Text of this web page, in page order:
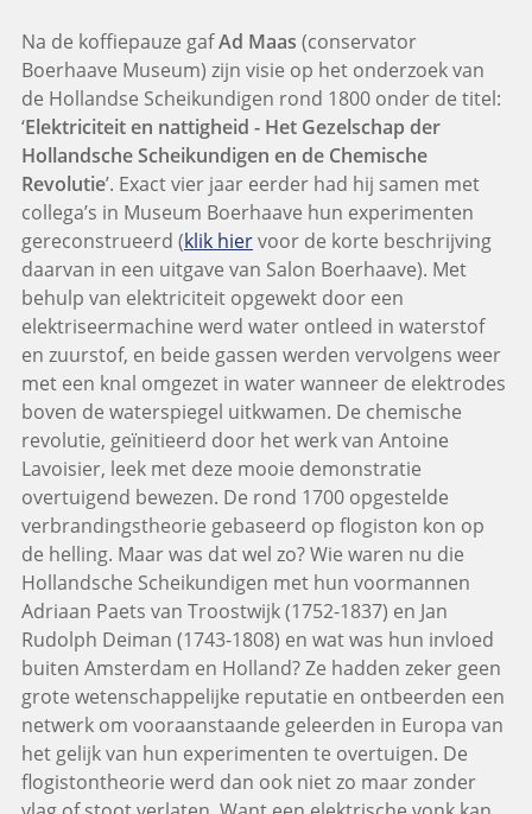
Na de koffiepauze gafAd Maas (conservator
Boerhaave Museum) zijn visie op het onderzoek van
de Hollandse Scheikundigen rond 1800 onder de titel:
‘Elektriciteit en nattigheid - Het Gezelschap der
Hollandsche Scheikundigen en de Chemische
Revolutie’. Exact vier jaar eerder had hij samen met
collega’s in Museum Boerhaave hun experimenten
gereconstrueerd (klik hiervoor de korte beschrijving
daarvan in een uitgave van Salon Boerhaave). Met
behulp van elektriciteit opgewekt door een
elektriseermachine werd water ontleed in waterstof
en zuurstof, en beide gassen werden vervolgens weer
met een knal omgezet in water wanneer de elektrodes
boven de waterspiegel uitkwamen. De chemische
revolutie, geïnitieerd door het werk van Antoine
Lavoisier, leek met deze mooie demonstratie
overtuigend bewezen. De rond 1700 opgestelde
verbrandingstheorie gebaseerd op flogiston kon op
de helling. Maar was dat wel zo? Wie waren nu die
Hollandsche Scheikundigen met hun voormannen
Adriaan Paets van Troostwijk (1752-1837) en Jan
Rudolph Deiman (1743-1808) en wat was hun invloed
buiten Amsterdam en Holland? Ze hadden zeker geen
grote wetenschappelijke reputatie en ontbeerden een
netwerk om vooraanstaande geleerden in Europa van
het gelijk van hun experimenten te overtuigen. De
flogistontheorie werd dan ook niet zo maar zonder